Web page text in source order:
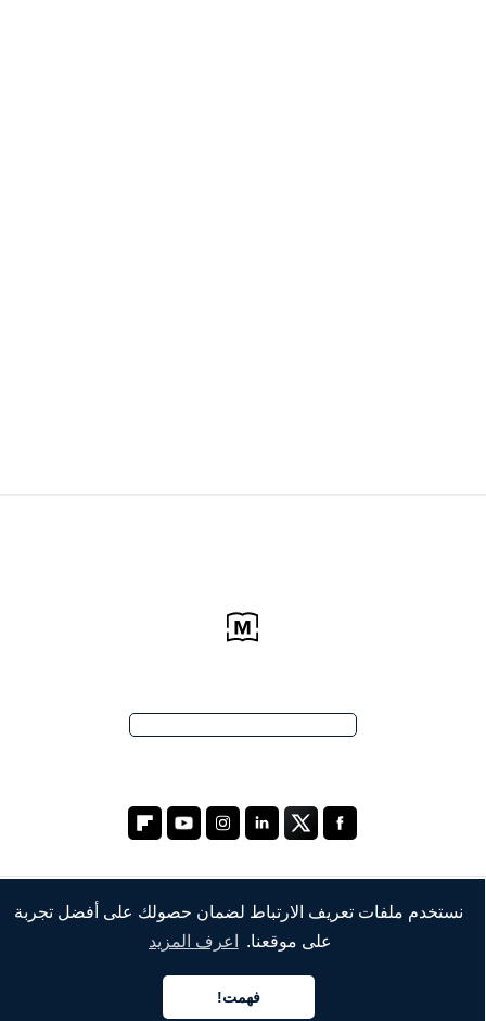
نستخدم ملفات تعريف الارتباط لضمان حصولك على أفضل تجربة
على موقعنا.
اعرف المزيد
فهمت!
الشركة
خدماتنا
العربية